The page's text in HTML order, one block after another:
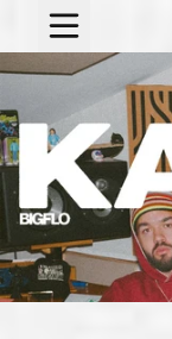
Aller au contenu